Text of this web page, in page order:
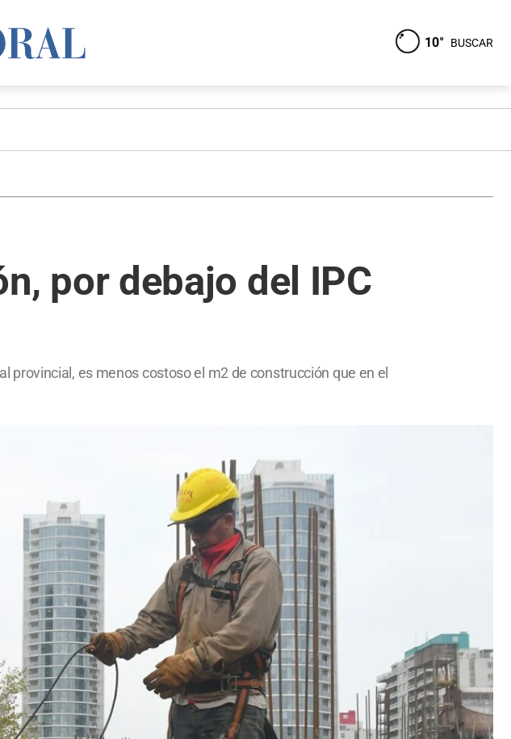
10° BUSCAR
por debajo del IPC
provincial, es menos costoso el m2 de construcción que en el